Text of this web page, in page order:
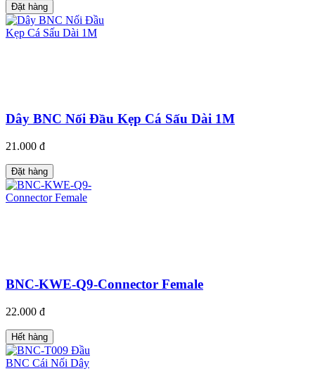
Đặt hàng
Dây BNC Nối Đầu Kẹp Cá Sấu Dài 1M
21.000 đ
Đặt hàng
BNC-KWE-Q9-Connector Female
22.000 đ
Hết hàng